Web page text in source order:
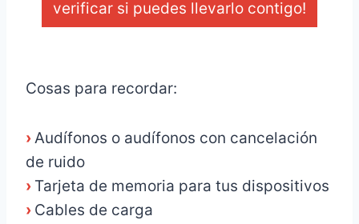
verificar si puedes llevarlo contigo!
Cosas para recordar:
›Audífonos o audífonos con cancelación
de ruido
› Tarjeta de memoria para tus dispositivos
› Cables de carga